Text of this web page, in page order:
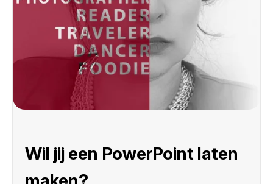
Wil jij een PowerPoint laten